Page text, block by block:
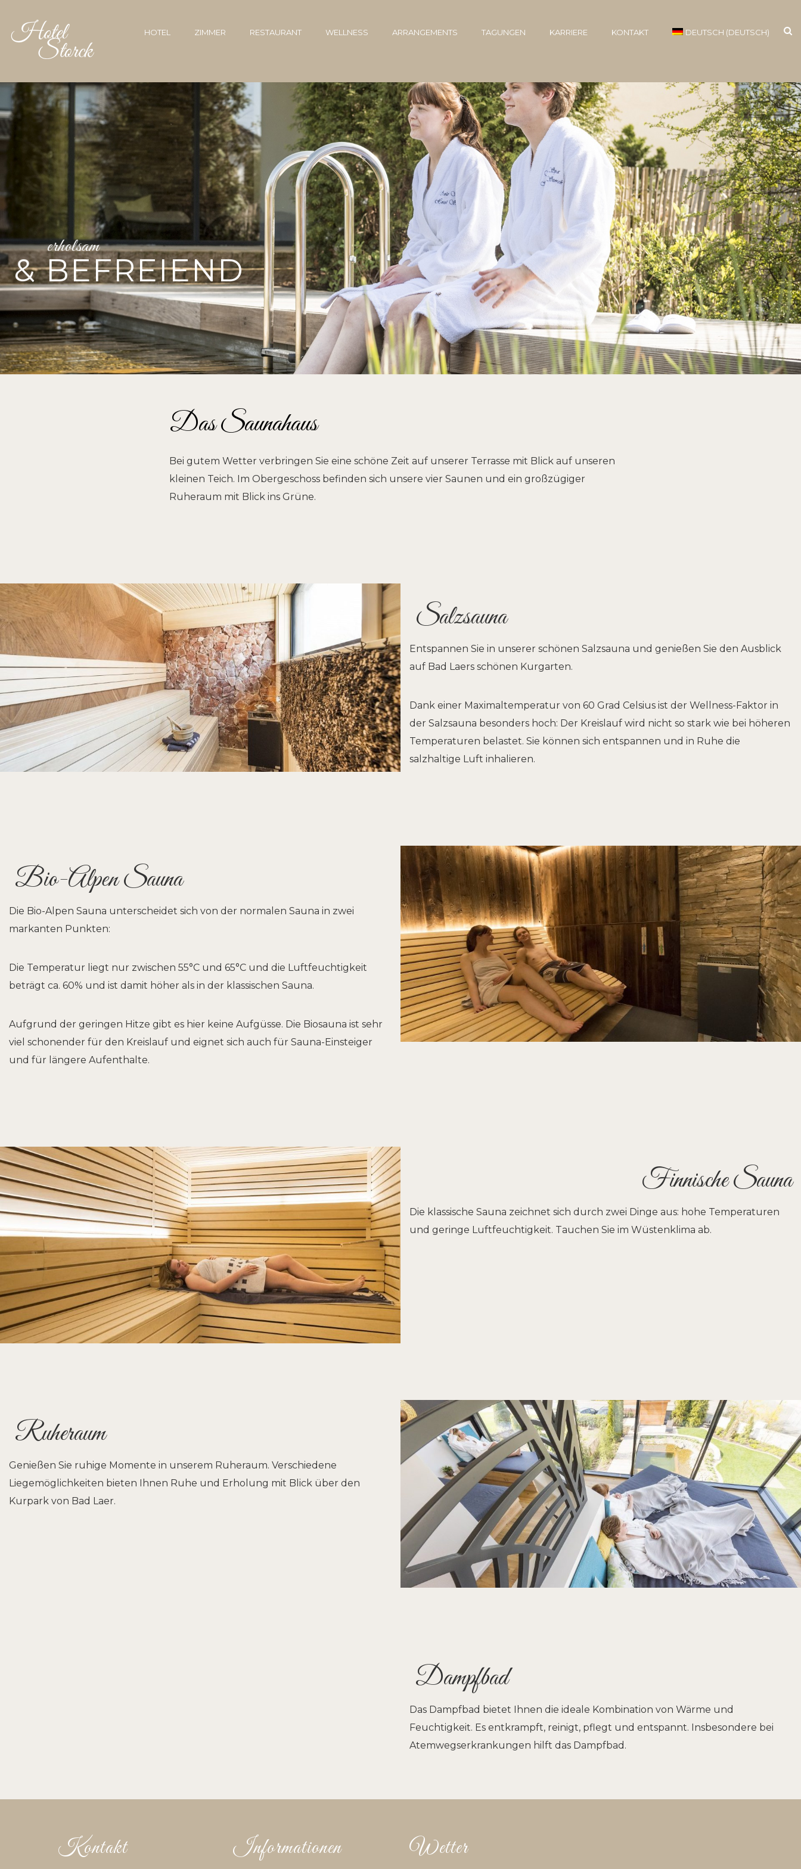
HOTEL ZIMMER RESTAURANT WELLNESS ARRANGEMENTS TAGUNGEN KARRIERE KONTAKT DEUTSCH (DEUTSCH)
erholsam
& BEFREIEND
Das Saunahaus
Bei gutem Wetter verbringen Sie eine schöne Zeit auf unserer Terrasse mit Blick auf unseren
kleinen Teich. Im Obergeschoss befinden sich unsere vier Saunen und ein großzügiger
Ruheraum mit Blick ins Grüne.
Salzsauna
Entspannen Sie in unserer schönen Salzsauna und genießen Sie den Ausblick
auf Bad Laers schönen Kurgarten.
Dank einer Maximaltemperatur von 60 Grad Celsius ist der Wellness-Faktor in
der Salzsauna besonders hoch: Der Kreislauf wird nicht so stark wie bei höheren
Temperaturen belastet. Sie können sich entspannen und in Ruhe die
salzhaltige Luft inhalieren.
Bio-Alpen Sauna
Die Bio-Alpen Sauna unterscheidet sich von der normalen Sauna in zwei
markanten Punkten:
Die Temperatur liegt nur zwischen 55°C und 65°C und die Luftfeuchtigkeit
beträgt ca. 60% und ist damit höher als in der klassischen Sauna.
Aufgrund der geringen Hitze gibt es hier keine Aufgüsse. Die Biosauna ist sehr
viel schonender für den Kreislauf und eignet sich auch für Sauna-Einsteiger
und für längere Aufenthalte.
Finnische Sauna
Die klassische Sauna zeichnet sich durch zwei Dinge aus: hohe Temperaturen
und geringe Luftfeuchtigkeit. Tauchen Sie im Wüstenklima ab.
Ruheraum
Genießen Sie ruhige Momente in unserem Ruheraum. Verschiedene
Liegemöglichkeiten bieten Ihnen Ruhe und Erholung mit Blick über den
Kurpark von Bad Laer.
Dampfbad
Das Dampfbad bietet Ihnen die ideale Kombination von Wärme und
Feuchtigkeit. Es entkrampft, reinigt, pflegt und entspannt. Insbesondere bei
Atemwegserkrankungen hilft das Dampfbad.
Kontakt Informationen Wetter